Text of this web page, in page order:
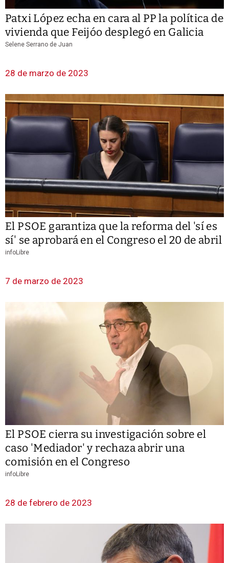
Patxi López echa en cara al PP la política de
vivienda que Feijóo desplegó en Galicia
Selene Serrano de Juan
28 de marzo de 2023
El PSOE garantiza que la reforma del 'sí es
sí' se aprobará en el Congreso el 20 de abril
infoLibre
7 de marzo de 2023
El PSOE cierra su investigación sobre el
caso 'Mediador' y rechaza abrir una
comisión en el Congreso
infoLibre
28 de febrero de 2023